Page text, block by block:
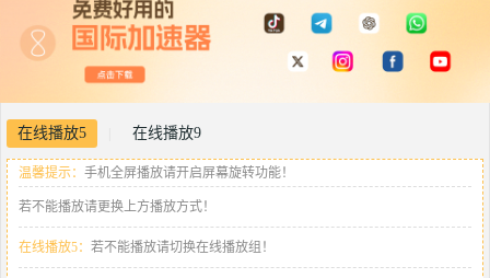
在线播放5 在线播放9
温馨提示： 手机全屏播放请开启屏幕旋转功能！
若不能播放请更换上方播放方式！
在线播放5： 若不能播放请切换在线播放组！